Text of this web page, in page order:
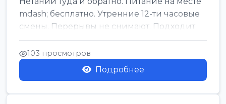
mdash; бесплатно. Утренние 12-ти часовые
смены. Перерывы не снимают. Подходит
для всех...
103 просмотров
Подробнее